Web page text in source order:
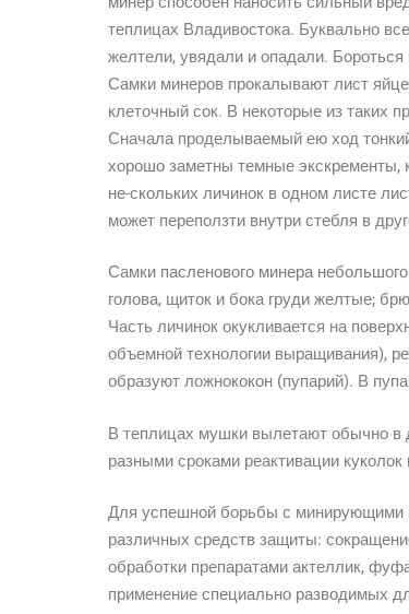
теплицах Владивостока. Буквально
желтели, увядали и опадали.
Самки минеров прокалывают лист
клеточный сок. В некоторые из таких
Сначала проделываемый ею ход
хорошо заметны темные экскременты,
не-скольких личинок в одном листе
может переползти внутри стебля в
Самки пасленового минера
голова, щиток и бока груди желтые;
Часть личинок окукливается на
объемной технологии выращивания),
образуют ложнококон (пупарий). В
В теплицах мушки вылетают обычно в
разными сроками реактивации
Для успешной борьбы с минирующими
различных средств защиты:
обработки препаратами актеллик,
применение специально разводимых